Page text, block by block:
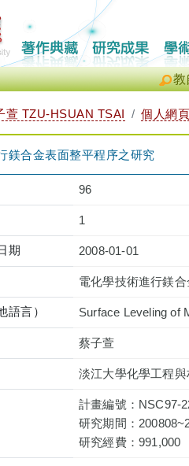
教
萱 TZU-HSUAN TSAI 個人網頁
鎂合金表面整平程序之研究
96
1
期 2008-01-01
電化學技術進行鎂
語言） Surface Leveling of
蔡子萱
淡江大學化學工程
計畫編號：NSC97-
研究期間：
研究經費：991,000